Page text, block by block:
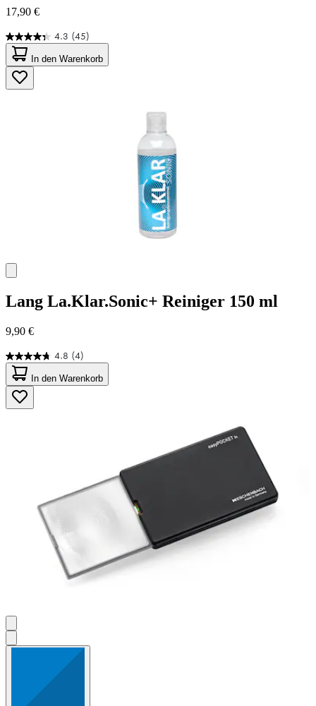
17,90 €
4.3 (45)
4.3
von
5
Sternen.
45
In den Warenkorb
Lang La.Klar.Sonic+ Reiniger 150 ml
9,90 €
4.8 (4)
4.8
von
5
Sternen.
4
In den Warenkorb